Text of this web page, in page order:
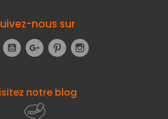
nous sur
FacebookYouTubeGoogle+Pinterest
notre blog